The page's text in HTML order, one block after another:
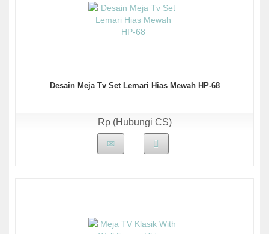
Desain Meja Tv Set Lemari Hias Mewah HP-68
Rp (Hubungi CS)